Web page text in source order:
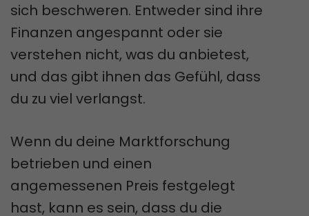
sich beschweren. Entweder sind ihre
Finanzen angespannt oder sie
verstehen nicht, was du anbietest,
und das gibt ihnen das Gefühl, dass
du zu viel verlangst.
Wenn du deine Marktforschung
betrieben und einen
angemessenen Preis festgelegt
hast, kann es sein, dass du die